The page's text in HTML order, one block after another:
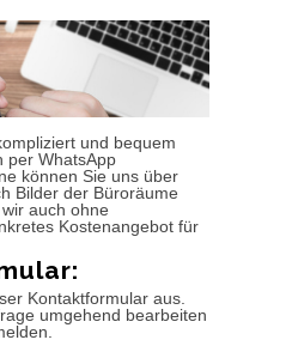
und bequem
per WhatsApp
können Sie uns über
Bilder der Büroräume
auch ohne
Kostenangebot für
Kontaktformular aus.
umgehend bearbeiten